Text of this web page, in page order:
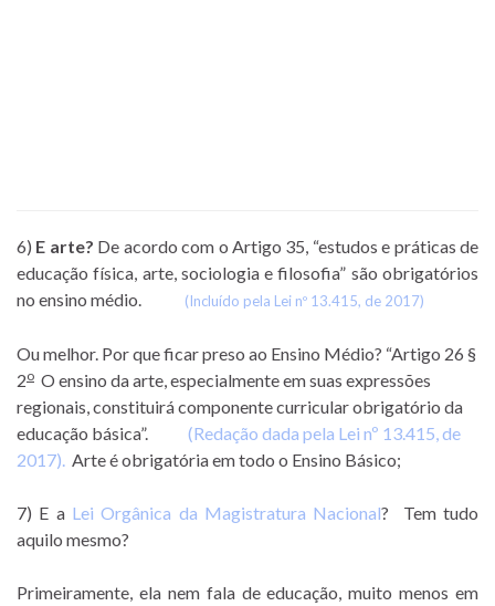
6) E arte? De acordo com o Artigo 35, “estudos e práticas de
educação física, arte, sociologia e filosofia” são obrigatórios
no ensino médio.
(Incluído pela Lei nº 13.415, de 2017)
Ou melhor. Por que ficar preso ao Ensino Médio? “Artigo 26 §
2o O ensino da arte, especialmente em suas expressões
regionais, constituirá componente curricular obrigatório da
educação básica”. (Redação dada pela Lei nº 13.415, de
2017). Arte é obrigatória em todo o Ensino Básico;
7) E a Lei Orgânica da Magistratura Nacional? Tem tudo
aquilo mesmo?
Primeiramente, ela nem fala de educação, muito menos em